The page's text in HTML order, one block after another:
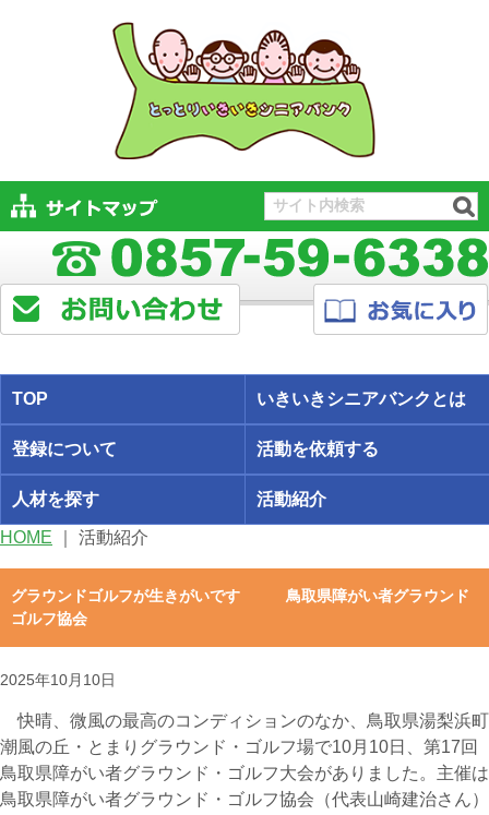
TOP いきいきシニアバンクとは
登録について 活動を依頼する
人材を探す 活動紹介
HOME 活動紹介
グラウンドゴルフが生きがいです 鳥取県障がい者グラウンド
ゴルフ協会
2025年10月10日
快晴、微風の最高のコンディションのなか、鳥取県湯梨浜町
潮風の丘・とまりグラウンド・ゴルフ場で10月10日、第17回
鳥取県障がい者グラウンド・ゴルフ大会がありました。主催は
鳥取県障がい者グラウンド・ゴルフ協会（代表山崎建治さん）